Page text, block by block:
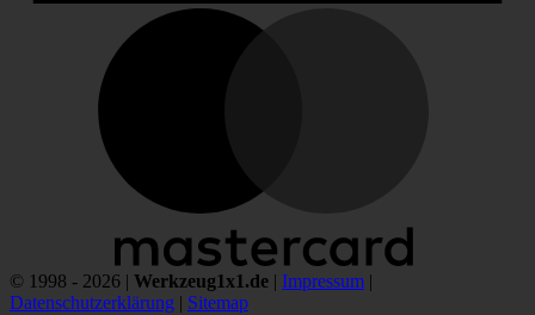
© 1998 - 2026 | Werkzeug1x1.de | Impressum |
Datenschutzerklärung | Sitemap